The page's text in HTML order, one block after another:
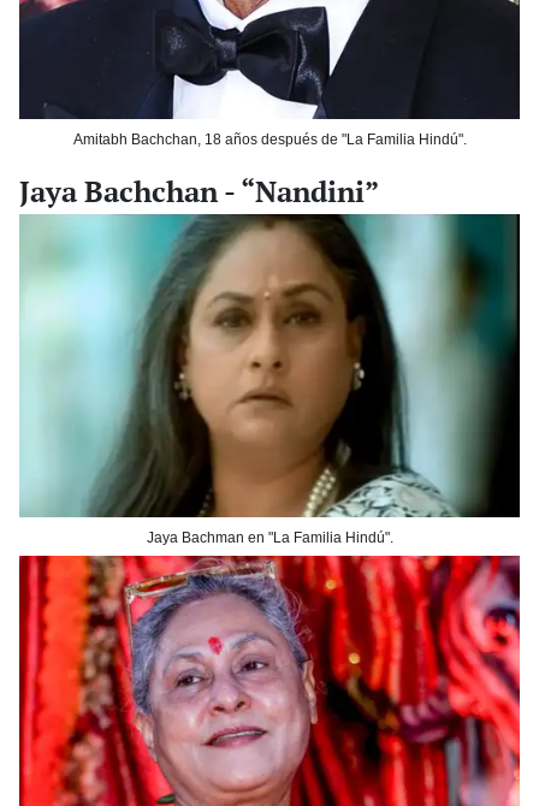
Amitabh Bachchan, 18 años después de "La Familia Hindú".
Jaya Bachchan - “Nandini”
Jaya Bachman en "La Familia Hindú".